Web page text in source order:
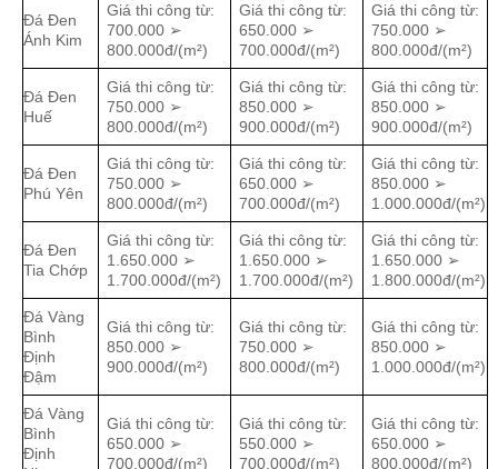
Đá Đen
Ánh Kim
Giá thi công từ:
700.000 ➢
800.000đ/(m²)
Giá thi công từ:
650.000 ➢
700.000đ/(m²)
Giá thi công từ:
750.000 ➢
800.000đ/(m²)
Đá Đen
Huế
Giá thi công từ:
750.000 ➢
800.000đ/(m²)
Giá thi công từ:
850.000 ➢
900.000đ/(m²)
Giá thi công từ:
850.000 ➢
900.000đ/(m²)
Đá Đen
Phú Yên
Giá thi công từ:
750.000 ➢
800.000đ/(m²)
Giá thi công từ:
650.000 ➢
700.000đ/(m²)
Giá thi công từ:
850.000 ➢
1.000.000đ/(m²)
Đá Đen
Tia Chớp
Giá thi công từ:
1.650.000 ➢
1.700.000đ/(m²)
Giá thi công từ:
1.650.000 ➢
1.700.000đ/(m²)
Giá thi công từ:
1.650.000 ➢
1.800.000đ/(m²)
Đá Vàng
Bình
Định
Đậm
Giá thi công từ:
850.000 ➢
900.000đ/(m²)
Giá thi công từ:
750.000 ➢
800.000đ/(m²)
Giá thi công từ:
850.000 ➢
1.000.000đ/(m²)
Đá Vàng
Bình
Định
Giá thi công từ:
650.000 ➢
700.000đ/(m²)
Giá thi công từ:
550.000 ➢
700.000đ/(m²)
Giá thi công từ:
650.000 ➢
800.000đ/(m²)